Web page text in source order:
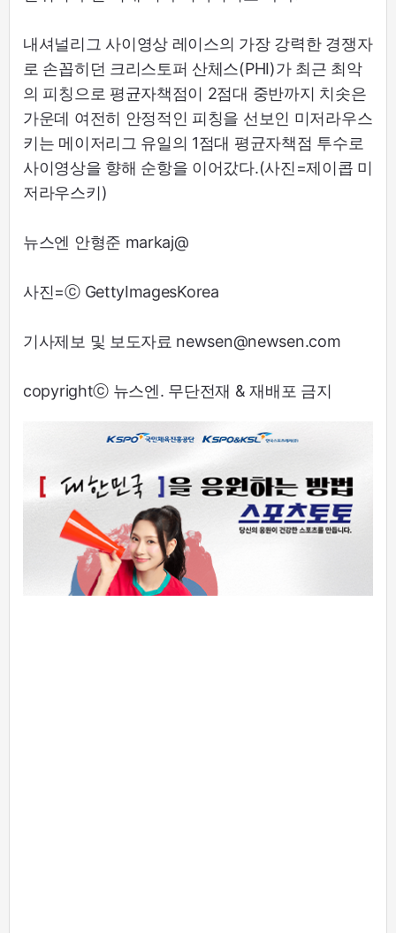
내셔널리그 사이영상 레이스의 가장 강력한 경쟁자
로 손꼽히던 크리스토퍼 산체스(PHI)가 최근 최악
의 피칭으로 평균자책점이 2점대 중반까지 치솟은
가운데 여전히 안정적인 피칭을 선보인 미저라우스
키는 메이저리그 유일의 1점대 평균자책점 투수로
사이영상을 향해 순항을 이어갔다.(사진=제이콥 미
저라우스키)
뉴스엔 안형준 markaj@
사진=ⓒ GettyImagesKorea
기사제보 및 보도자료 newsen@newsen.com
copyrightⓒ 뉴스엔. 무단전재 & 재배포 금지